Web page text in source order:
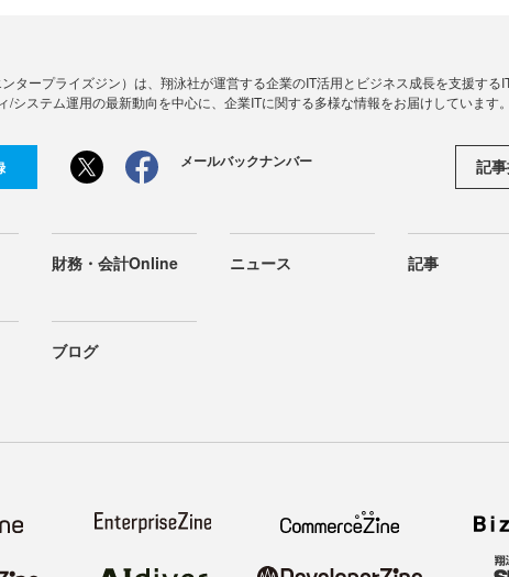
ンタープライズジン）は、翔泳社が運営する企業のIT活用とビジネス成長を支援す
/システム運用の最新動向を中心に、企業ITに関する多様な情報をお届けしています。
メールバックナンバー 記
財務・会計Online ニュース 記事
ブログ